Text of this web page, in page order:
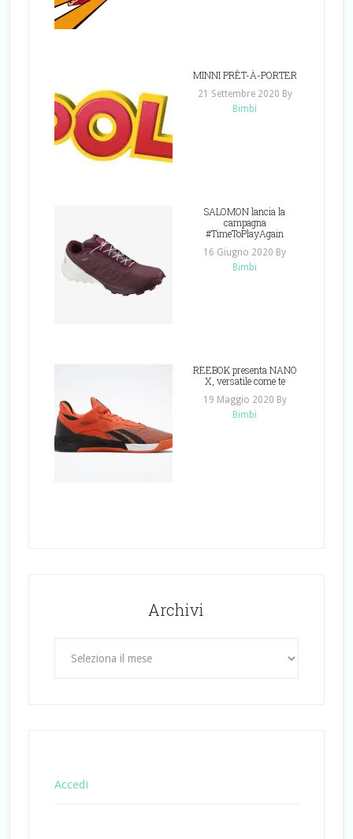
MINNI PRÊT-À-PORTER
21 Settembre 2020 By
Bimbi
SALOMON lancia la
campagna
#TimeToPlayAgain
16 Giugno 2020 By
Bimbi
REEBOK presenta NANO
X, versatile come te
19 Maggio 2020 By
Bimbi
Archivi
Accedi